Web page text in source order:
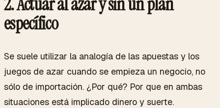
específico
Se suele utilizar la analogía de las apuestas y los
juegos de azar cuando se empieza un negocio, no
sólo de importación. ¿Por qué? Por que en ambas
situaciones está implicado dinero y suerte.